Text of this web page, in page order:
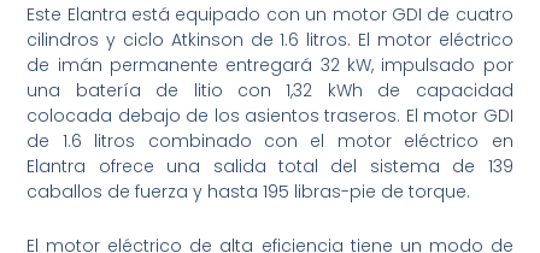
Este Elantra está equipado con un motor GDI de cuatro
cilindros y ciclo Atkinson de 1.6 litros. El motor eléctrico
de imán permanente entregará 32 kW, impulsado por
una batería de litio con 1,32 kWh de capacidad
colocada debajo de los asientos traseros. El motor GDI
de 1.6 litros combinado con el motor eléctrico en
Elantra ofrece una salida total del sistema de 139
caballos de fuerza y ​​hasta 195 libras-pie de torque.
El motor eléctrico de alta eficiencia tiene un modo de